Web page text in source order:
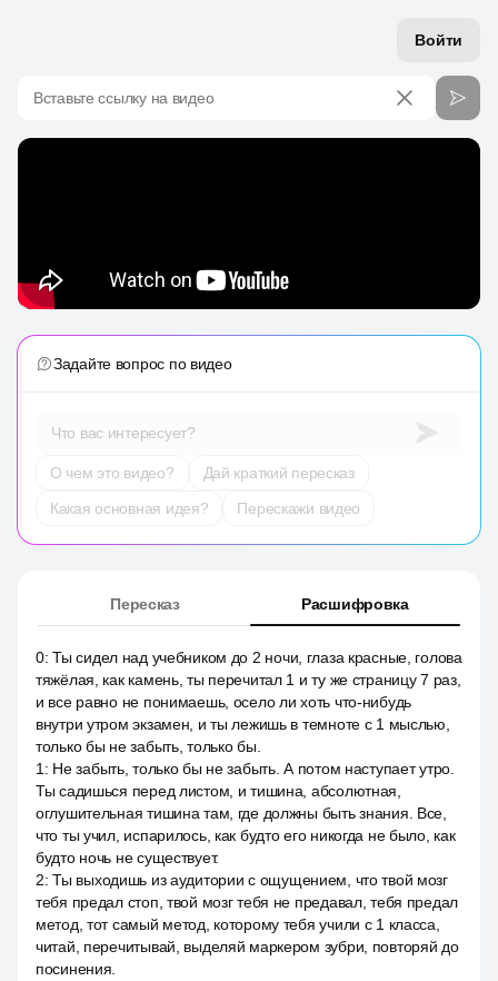
Войти
Вставьте ссылку на видео
Задайте вопрос по видео
Что вас интересует?
О чем это видео?
Дай краткий пересказ
Какая основная идея?
Перескажи видео
Пересказ Расшифровка
0:Ты сидел над учебником до 2 ночи, глаза красные, голова
тяжёлая, как камень, ты перечитал 1 и ту же страницу 7 раз,
и все равно не понимаешь, осело ли хоть что-нибудь
внутри утром экзамен, и ты лежишь в темноте с 1 мыслью,
только бы не забыть, только бы.
1 : Не забыть, только бы не забыть. А потом наступает утро.
Ты садишься перед листом, и тишина, абсолютная,
оглушительная тишина там, где должны быть знания. Все,
что ты учил, испарилось, как будто его никогда не было, как
будто ночь не существует.
2:Ты выходишь из аудитории с ощущением, что твой мозг
тебя предал стоп, твой мозг тебя не предавал, тебя предал
метод, тот самый метод, которому тебя учили с 1 класса,
читай, перечитывай, выделяй маркером зубри, повторяй до
посинения.